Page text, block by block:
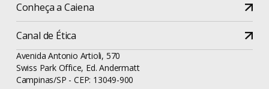
Conheça a Caiena
Canal de Ética
Avenida Antonio Artioli, 570
Swiss Park Office, Ed. Andermatt
Campinas/SP - CEP: 13049-900